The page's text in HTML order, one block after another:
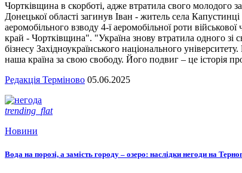
Чортківщина в скорботі, адже втратила свого молодого
Донецької області загинув Іван - житель села
аеромобільного взводу 4-ї аеромобільної роти
край - Чортківщина". "Україна знову втратила одного зі
бізнесу Західноукраїнського національного
наша країна за свою свободу. Його подвиг – це історія
Редакція Терміново 05.06.2025
trending_flat
Новини
Вода на порозі, а замість городу – озеро: наслідки негоди на